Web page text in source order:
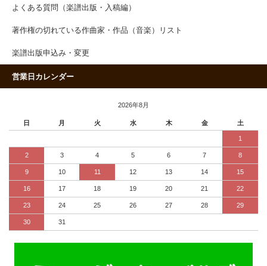
よくある質問（楽譜出版・入稿編）
著作権の切れている作曲家・作品（音楽）リスト
楽譜出版申込み・変更
営業日カレンダー
2026年8月
日 月 火 水 木 金 土
1
2 3 4 5 6 7 8
9 10 11 12 13 14 15
16 17 18 19 20 21 22
23 24 25 26 27 28 29
30 31